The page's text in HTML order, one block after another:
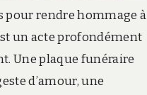
pour rendre hommage à
un acte profondément
Une plaque funéraire
d’amour, une